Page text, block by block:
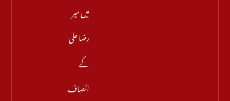
میں میر
رضا علی
کے
انصاف